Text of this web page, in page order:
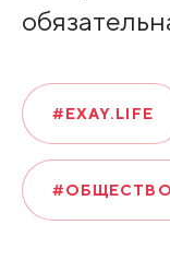
#EXAY.LIFE
#ОБЩЕСТВО